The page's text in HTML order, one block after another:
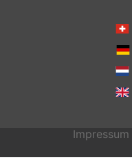
Impressum